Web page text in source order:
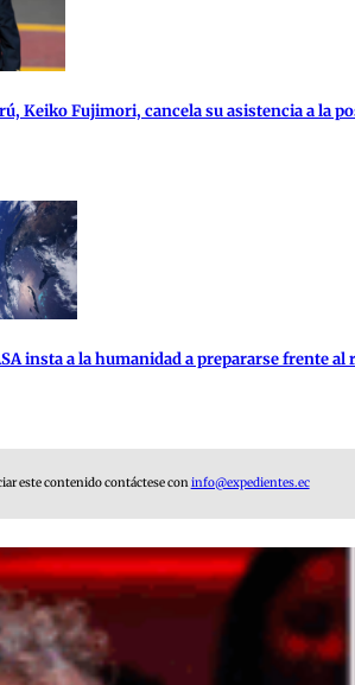
Keiko Fujimori, cancela su asistencia a la
insta a la humanidad a prepararse frente
este contenido contáctese coninfo@expedientes.ec